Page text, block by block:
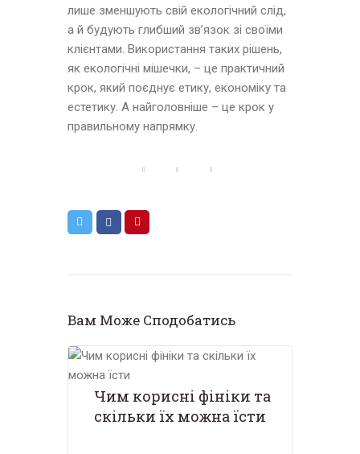
лише зменшують свій екологічний слід,
а й будують глибший зв’язок зі своїми
клієнтами. Використання таких рішень,
як екологічні мішечки, – це практичний
крок, який поєднує етику, економіку та
естетику. А найголовніше – це крок у
правильному напрямку.
Вам Може Сподобатись
Чим корисні фініки та
скільки їх можна їсти